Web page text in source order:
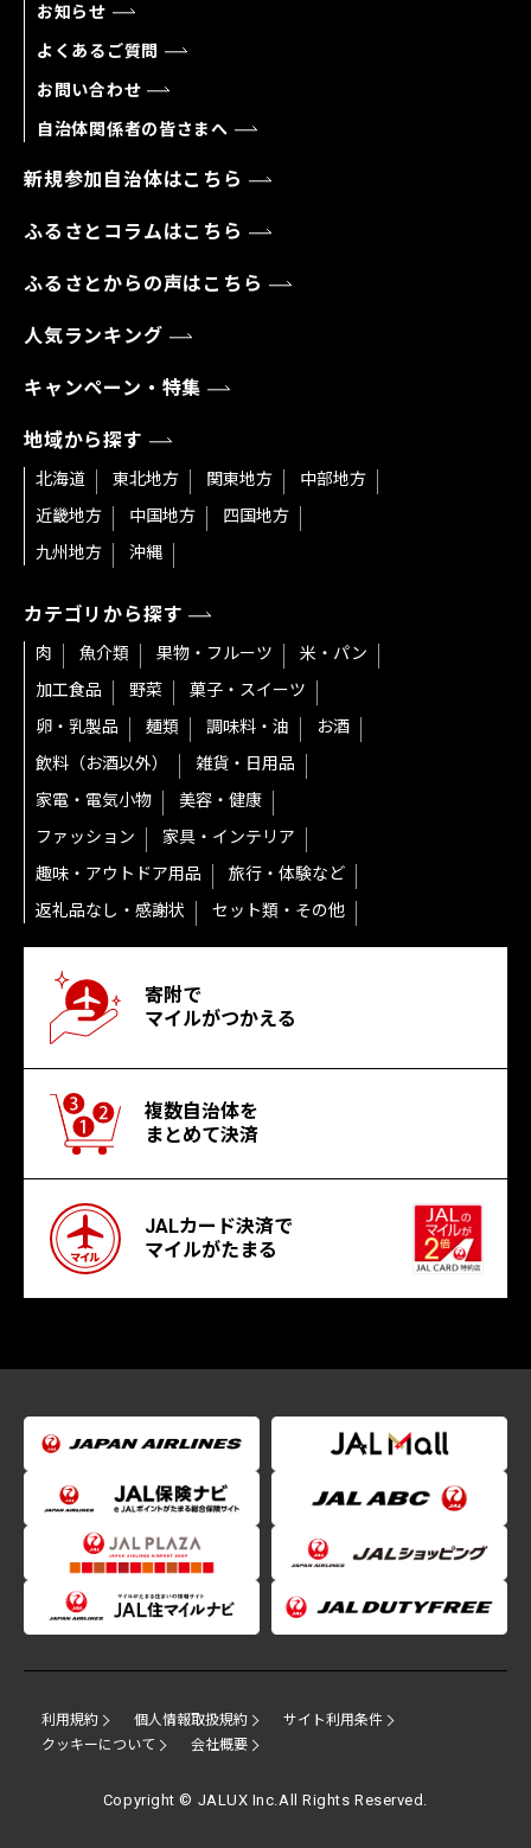
お知らせ
よくあるご質問
お問い合わせ
自治体関係者の皆さまへ
新規参加自治体はこちら
ふるさとコラムはこちら
ふるさとからの声はこちら
人気ランキング
キャンペーン・特集
地域から探す
北海道 東北地方 関東地方
中部地方
近畿地方
中国地方
四国地方
九州地方
沖縄
カテゴリから探す
肉 魚介類 果物・フルーツ
米・パン
加工食品
野菜
菓子・スイーツ
卵・乳製品
麺類 調味料・油
お酒
飲料（お酒以外）
雑貨・日用品
家電・電気小物
美容・健康
ファッション
家具・インテリア
趣味・アウトドア用品
旅行・体験など
返礼品なし・感謝状
セット類・その他
寄附で
マイルがつかえる
複数自治体を
まとめて決済
JALカード決済で
マイルがたまる
利用規約 個人情報取扱規約
サイト利用条件
クッキーについて
会社概要
Copyright © JALUX Inc.All Rights Reserved.